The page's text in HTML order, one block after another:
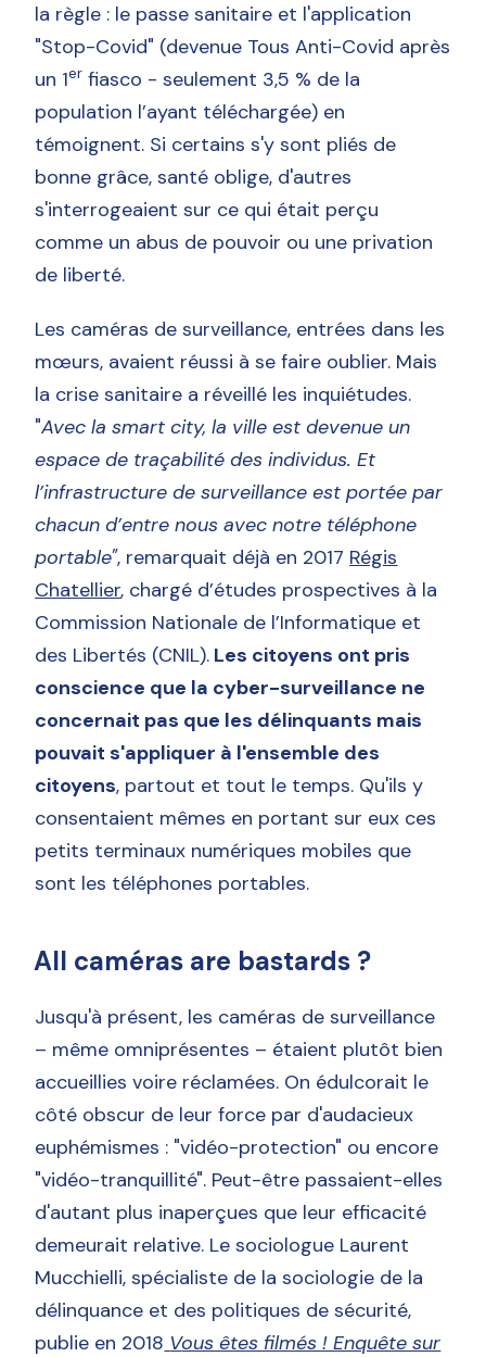
la règle : le passe sanitaire et l'application
"Stop-Covid" (devenue Tous Anti-Covid après
un 1er fiasco - seulement 3,5 % de la
population l’ayant téléchargée) en
témoignent. Si certains s'y sont pliés de
bonne grâce, santé oblige, d'autres
s'interrogeaient sur ce qui était perçu
comme un abus de pouvoir ou une privation
de liberté.
Les caméras de surveillance, entrées dans les
mœurs, avaient réussi à se faire oublier. Mais
la crise sanitaire a réveillé les inquiétudes.
"Avec la smart city, la ville est devenue un
espace de traçabilité des individus. Et
l’infrastructure de surveillance est portée par
chacun d’entre nous avec notre téléphone
portable", remarquait déjà en 2017 Régis
Chatellier, chargé d’études prospectives à la
Commission Nationale de l’Informatique et
des Libertés (CNIL). Les citoyens ont pris
conscience que la cyber-surveillance ne
concernait pas que les délinquants mais
pouvait s'appliquer à l'ensemble des
citoyens, partout et tout le temps. Qu'ils y
consentaient mêmes en portant sur eux ces
petits terminaux numériques mobiles que
sont les téléphones portables.
All caméras are bastards ?
Jusqu'à présent, les caméras de surveillance
– même omniprésentes – étaient plutôt bien
accueillies voire réclamées. On édulcorait le
côté obscur de leur force par d'audacieux
euphémismes : "vidéo-protection" ou encore
"vidéo-tranquillité". Peut-être passaient-elles
d'autant plus inaperçues que leur efficacité
demeurait relative. Le sociologue Laurent
Mucchielli, spécialiste de la sociologie de la
délinquance et des politiques de sécurité,
publie en 2018 Vous êtes filmés ! Enquête sur